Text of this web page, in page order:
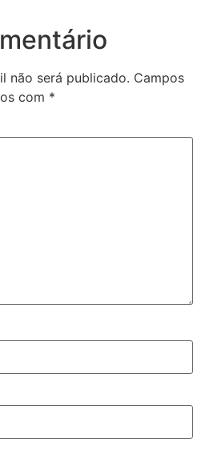
não será publicado. Campos
com *